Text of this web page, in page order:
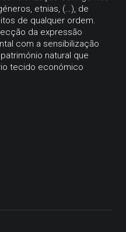
etnias, (…), de
de qualquer ordem.
da expressão
com a sensibilização
natural que
tecido económico